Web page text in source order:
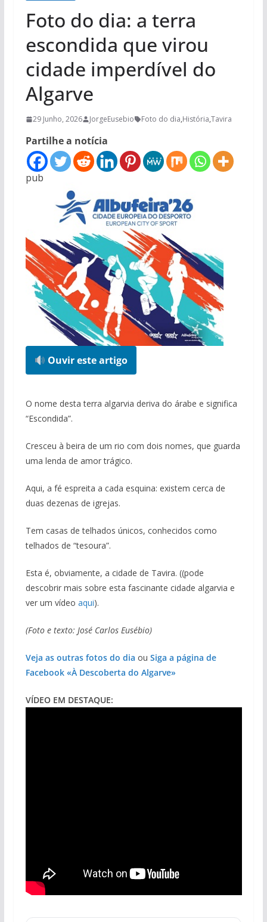
Foto do dia: a terra
escondida que virou
cidade imperdível do
Algarve
29 Junho, 2026 JorgeEusebio Foto do dia,História,Tavira
Partilhe a notícia
pub
Ouvir este artigo
O nome desta terra algarvia deriva do árabe e significa
“Escondida”.
Cresceu à beira de um rio com dois nomes, que guarda
uma lenda de amor trágico.
Aqui, a fé espreita a cada esquina: existem cerca de
duas dezenas de igrejas.
Tem casas de telhados únicos, conhecidos como
telhados de “tesoura”.
Esta é, obviamente, a cidade de Tavira. ((pode
descobrir mais sobre esta fascinante cidade algarvia e
ver um vídeo aqui).
(Foto e texto: José Carlos Eusébio)
Veja as outras fotos do dia ou Siga a página de
Facebook «À Descoberta do Algarve»
VÍDEO EM DESTAQUE: